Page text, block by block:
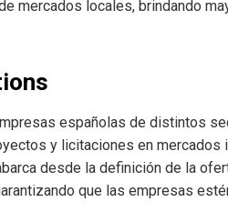
mercados locales, brindando
españolas de distintos
y licitaciones en mercados
desde la definición de la
que las empresas